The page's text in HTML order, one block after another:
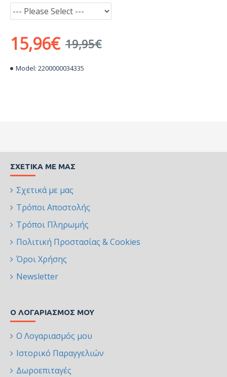
Model: 2200000034335
15,96€ 19,95€
ΣΧΕΤΙΚΆ ΜΕ ΜΑΣ
Σχετικά με μας
Τρόποι Αποστολής
Τρόποι Πληρωμής
Πολιτική Προστασίας & Cookies
Όροι Χρήσης
Newsletter
Ο ΛΟΓΑΡΙΑΣΜΌΣ ΜΟΥ
Ο Λογαριασμός μου
Ιστορικό Παραγγελιών
Δωροεπιταγές